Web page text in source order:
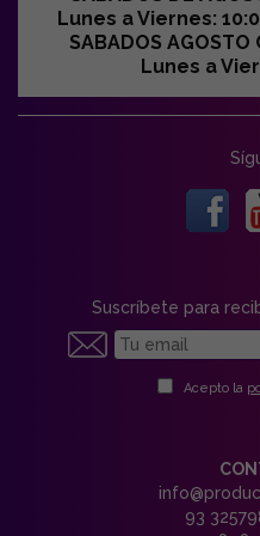
Lunes a Viernes:
SABADOS
Lunes a
Suscríbete para
Acepto la
93